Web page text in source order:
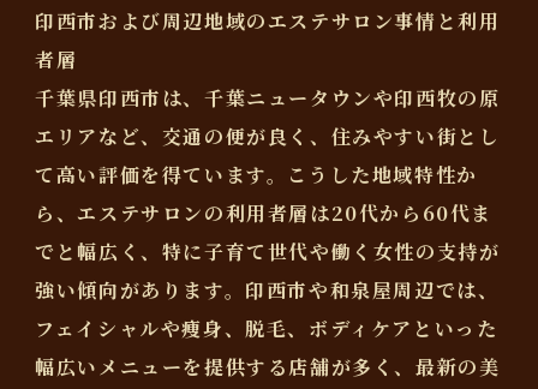
印西市および周辺地域のエステサロン事情と利用
者層
千葉県印西市は、千葉ニュータウンや印西牧の原
エリアなど、交通の便が良く、住みやすい街とし
て高い評価を得ています。こうした地域特性か
ら、エステサロンの利用者層は20代から60代ま
でと幅広く、特に子育て世代や働く女性の支持が
強い傾向があります。印西市や和泉屋周辺では、
フェイシャルや痩身、脱毛、ボディケアといった
幅広いメニューを提供する店舗が多く、最新の美